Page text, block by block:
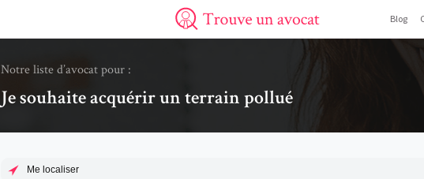
Trouve un avocat
Blog
Notre liste d’avocat pour :
Je souhaite acquérir un terrain pollué
Me localiser